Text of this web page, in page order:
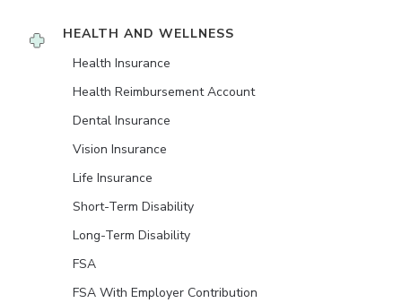
HEALTH AND WELLNESS
Health Insurance
Health Reimbursement Account
Dental Insurance
Vision Insurance
Life Insurance
Short-Term Disability
Long-Term Disability
FSA
FSA With Employer Contribution